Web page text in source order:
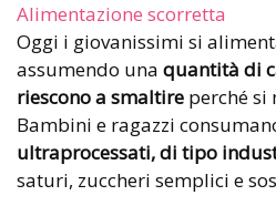
Alimentazione scorretta
Oggi i giovanissimi si
assumendo una quantità di
riescono a smaltire perché si
Bambini e ragazzi
ultraprocessati, di tipo
saturi, zuccheri semplici e